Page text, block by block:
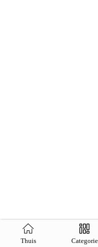
Thuis Categorie